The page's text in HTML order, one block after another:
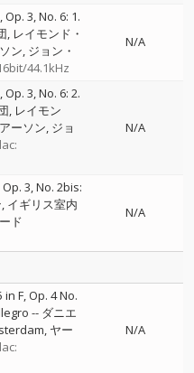
3, No. 6: 1.
レイモンド・
ン ジョン・
44.1kHz
N/A
3, No. 6: 2.
レイモン
ーソン ジョ
N/A
3, No. 2bis:
イギリス室内
ド
N/A
F, Op. 4 No.
-- ダニエ
ヤー
N/A